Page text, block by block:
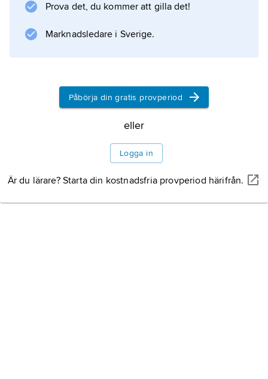
Prova det, du kommer att gilla det!
Marknadsledare i Sverige.
Påbörja din gratis provperiod
eller
Logga in
Är du lärare? Starta din kostnadsfria provperiod härifrån.